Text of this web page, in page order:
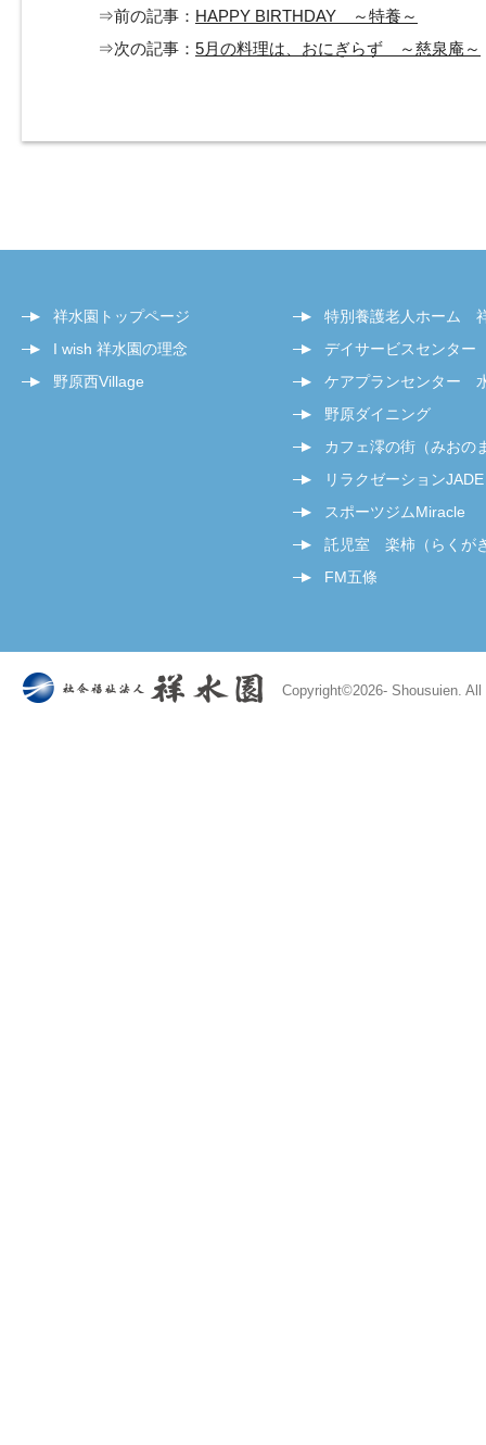
⇒前の記事： HAPPY BIRTHDAY ～特養～
⇒次の記事： 5月の料理は、おにぎらず ～慈泉庵～
祥水園トップページ
I wish 祥水園の理念
野原西Village
特別養護老人ホーム
デイサービスセンタ
ケアプランセンター
野原ダイニング
カフェ澪の街（みおの
リラクゼーションJADE
スポーツジムMiracle
託児室 楽柿（らくが
FM五條
Copyright©2026- Shousuien.